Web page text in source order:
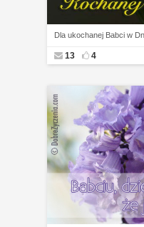
Dla ukochanej Babci w
13 4